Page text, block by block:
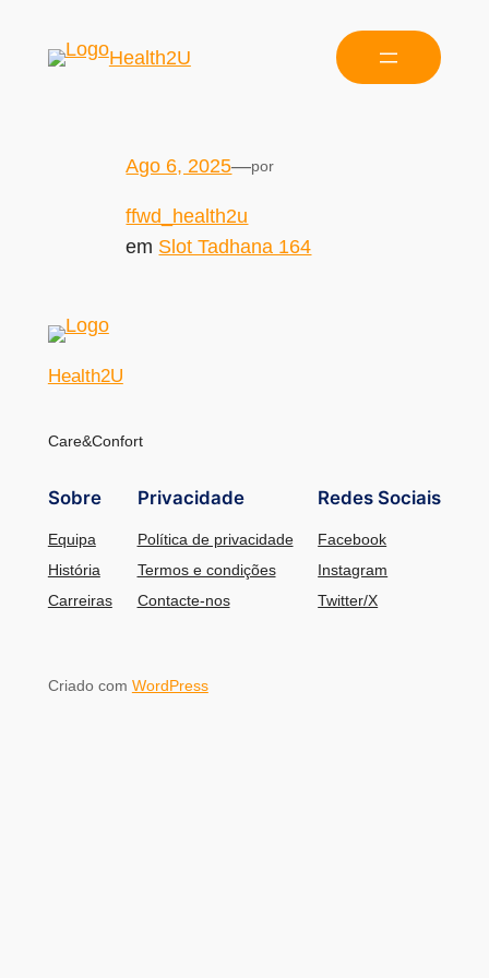
Health2U
Ago 6, 2025—por
ffwd_health2u
em Slot Tadhana 164
Health2U
Care&Confort
Sobre
Equipa
História
Carreiras
Privacidade
Política de privacidade
Termos e condições
Contacte-nos
Redes Sociais
Facebook
Instagram
Twitter/X
Criado com WordPress